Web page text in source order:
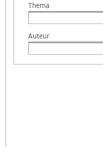
Thema
Auteur